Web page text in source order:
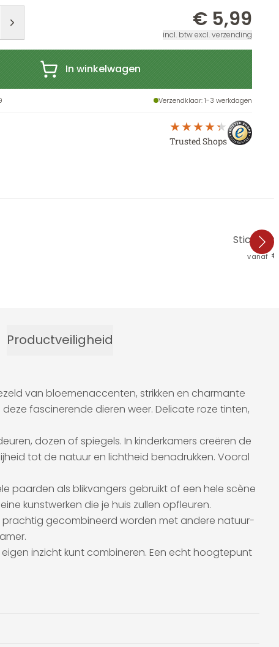
€ 5,99
incl. btw excl. verzending
In winkelwagen
Verzendklaar: 1-3 werkdagen
Trusted Shops
Sticker
vanaf
Productveiligheid
van bloemenaccenten, strikken en charmante
fascinerende dieren weer. Delicate roze tinten,
dozen of spiegels. In kinderkamers creëren de
tot de natuur en lichtheid benadrukken. Vooral
paarden als blikvangers gebruikt of een hele scène
kunstwerken die je huis zullen opfleuren.
gecombineerd worden met andere natuur-
inzicht kunt combineren. Een echt hoogtepunt